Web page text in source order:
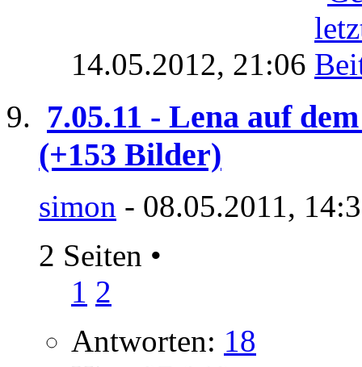
14.05.2012, 21:06
7.05.11 - Lena auf
(+153 Bilder)
simon - 08.05.2011,
2 Seiten •
1 2
Antworten: 18